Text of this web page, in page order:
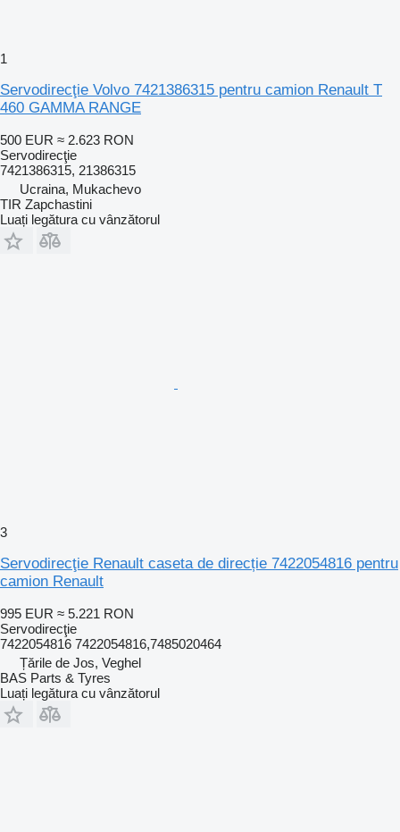
1
Servodirecţie Volvo 7421386315 pentru camion Renault T
460 GAMMA RANGE
500 EUR ≈ 2.623 RON
Servodirecţie
7421386315, 21386315
Ucraina, Mukachevo
TIR Zapchastini
Luați legătura cu vânzătorul
3
Servodirecţie Renault caseta de direcție 7422054816 pentru
camion Renault
995 EUR ≈ 5.221 RON
Servodirecţie
7422054816 7422054816,7485020464
Țările de Jos, Veghel
BAS Parts & Tyres
Luați legătura cu vânzătorul